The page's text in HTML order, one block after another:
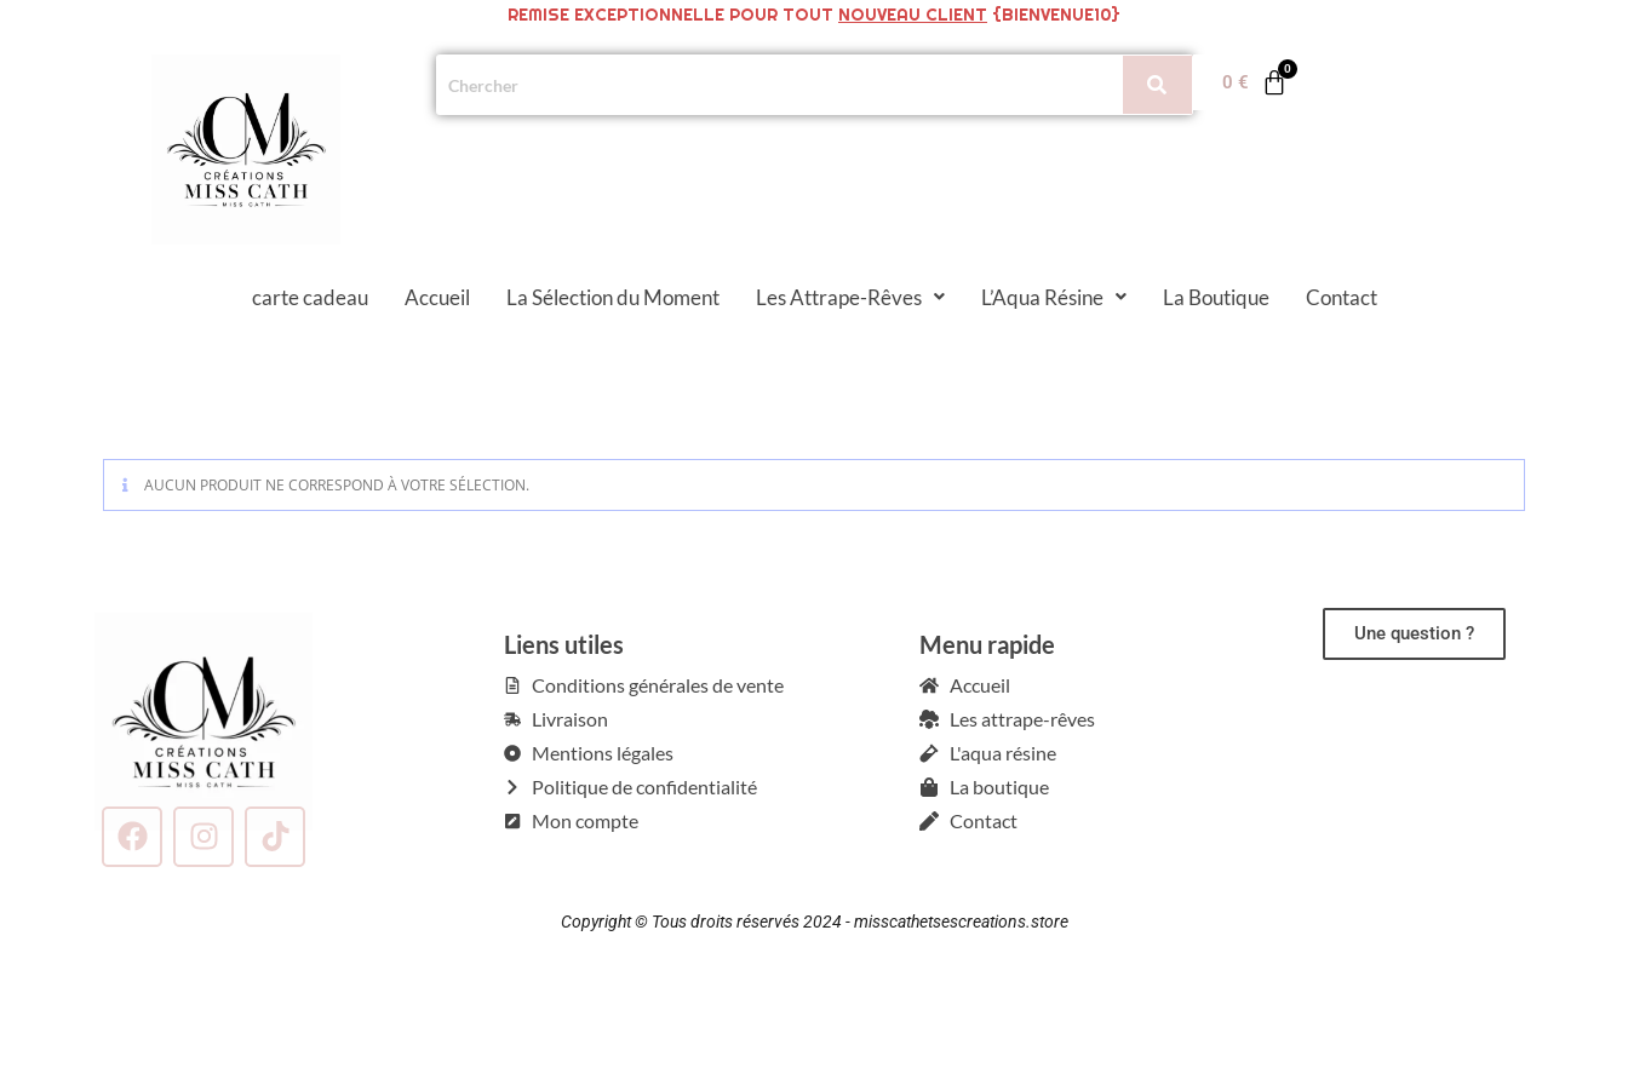
REMISE EXCEPTIONNELLE POUR TOUT NOUVEAU CLIENT {BIENVENUE10}
0 €
carte cadeau Accueil La Sélection du Moment Les Attrape-Rêves L’Aqua Résine La Boutique Contact
AUCUN PRODUIT NE CORRESPOND À VOTRE SÉLECTION.
Liens utiles
Conditions générales de vente
Livraison
Mentions légales
Politique de confidentialité
Mon compte
Menu rapide
Accueil
Les attrape-rêves
L'aqua résine
La boutique
Contact
Une question ?
Copyright © Tous droits réservés 2024 - misscathetsescreations.store